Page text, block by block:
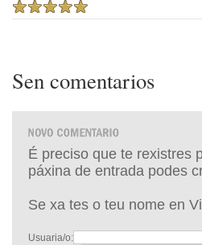
Sen comentarios
É preciso que te rexistres
páxina de entrada podes
Se xa tes o teu nome en
Usuaria/o: